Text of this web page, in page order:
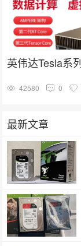
42580 0
最新文章